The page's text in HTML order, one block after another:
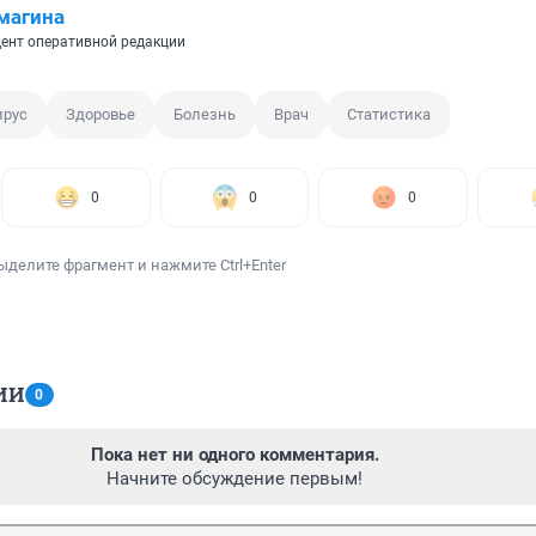
оперативной редакции
Здоровье Болезнь Врач Статистика
0 0 0
фрагмент и нажмите Ctrl+Enter
0
Пока нет ни одного комментария.
Начните обсуждение первым!